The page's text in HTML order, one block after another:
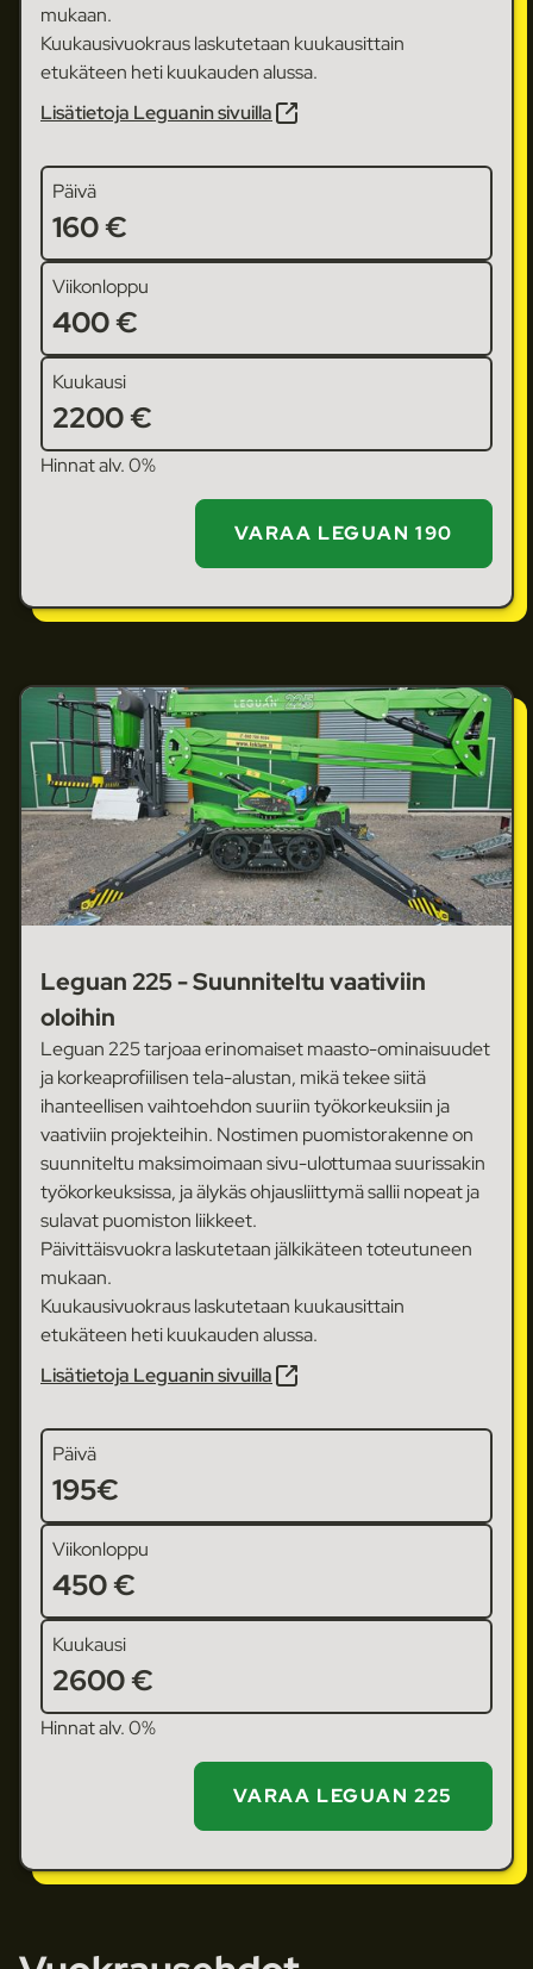
mukaan.
Kuukausivuokraus laskutetaan kuukausittain
etukäteen heti kuukauden alussa.
Lisätietoja Leguanin sivuilla
Päivä
160 €
Viikonloppu
400 €
Kuukausi
2200 €
Hinnat alv. 0%
VARAA LEGUAN 190
Leguan 225 - Suunniteltu vaativiin
oloihin
Leguan 225 tarjoaa erinomaiset maasto-ominaisuudet
ja korkeaprofiilisen tela-alustan, mikä tekee siitä
ihanteellisen vaihtoehdon suuriin työkorkeuksiin ja
vaativiin projekteihin. Nostimen puomistorakenne on
suunniteltu maksimoimaan sivu-ulottumaa suurissakin
työkorkeuksissa, ja älykäs ohjausliittymä sallii nopeat ja
sulavat puomiston liikkeet.
Päivittäisvuokra laskutetaan jälkikäteen toteutuneen
mukaan.
Kuukausivuokraus laskutetaan kuukausittain
etukäteen heti kuukauden alussa.
Lisätietoja Leguanin sivuilla
Päivä
195€
Viikonloppu
450 €
Kuukausi
2600 €
Hinnat alv. 0%
VARAA LEGUAN 225